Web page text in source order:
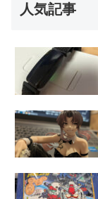
人気記事